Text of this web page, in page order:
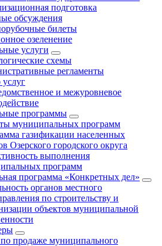
подготовка
обсуждения
билеты
озеленение
услуги
схемы
регламенты
услуг
и межуровневое
программы
муниципальных программ
газификации населенных
Озерского городского округа
выполнения
программ
программа «Конкретных дел»
органов местного
по строительству и
объектов муниципальной
продаже муниципального